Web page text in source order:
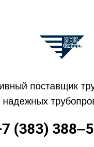
поставщик
надежных
(383)